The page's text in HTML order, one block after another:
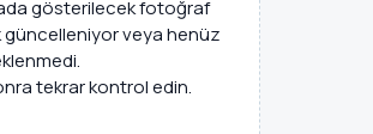
gösterilecek fotoğraf
güncelleniyor veya henüz
tekrar kontrol edin.